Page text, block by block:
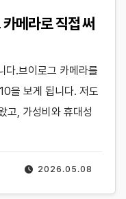
메라로 직접 써
2026.05.08
다.브이로그 카메라를
을 보게 됩니다. 저도
고, 가성비와 휴대성